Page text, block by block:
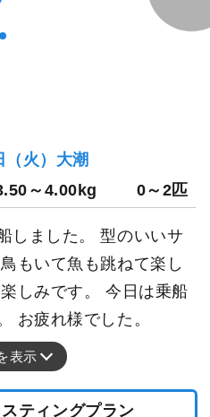
火）大潮
～4.00kg 0～2匹
しました。 型のいいサ
もいて魚も跳ねて楽し
しみです。 今日は乗船
お疲れ様でした。
表示
ティングプラン